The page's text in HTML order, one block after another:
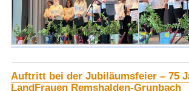
Auftritt bei der Jubiläumsfeier – 75
LandFrauen Remshalden-Grunbach